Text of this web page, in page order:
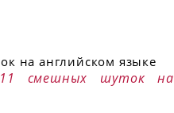
11 смешных шуток на